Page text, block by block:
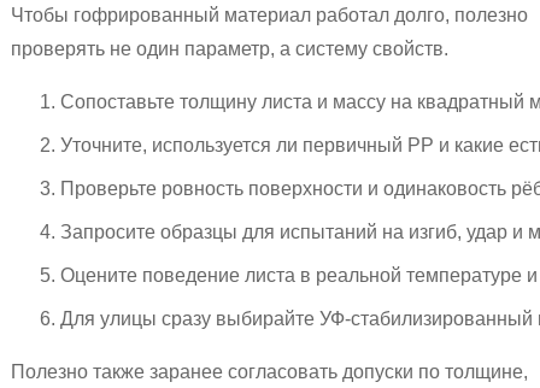
Чтобы гофрированный материал работал долго, полезно
проверять не один параметр, а систему свойств.
Сопоставьте толщину листа и массу на квадратный
Уточните, используется ли первичный PP и какие
Проверьте ровность поверхности и одинаковость
Запросите образцы для испытаний на изгиб, удар и
Оцените поведение листа в реальной температуре и
Для улицы сразу выбирайте УФ-стабилизированный
Полезно также заранее согласовать допуски по толщине,